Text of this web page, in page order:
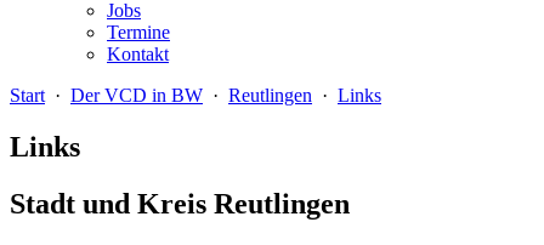
Jobs
Termine
Kontakt
Start · Der VCD in BW · Reutlingen · Links
Links
Stadt und Kreis Reutlingen